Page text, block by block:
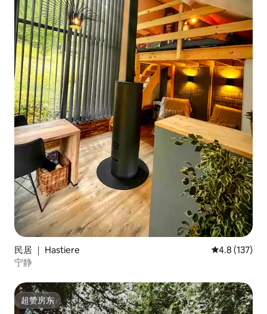
民居 ｜ Hastiere 平均评分 4.8
4.8 (137)
宁静
超赞房东
超赞房东